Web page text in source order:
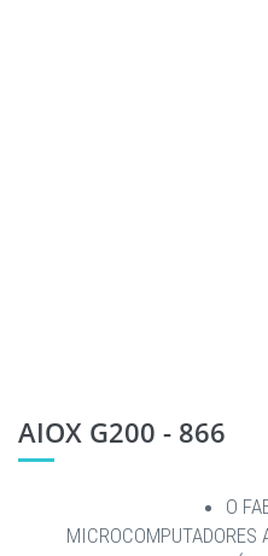
AIOX G200 - 866
O
MICROCOMPUTADORES